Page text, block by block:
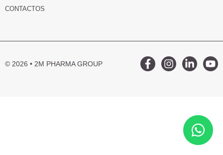
CONTACTOS
© 2026 • 2M PHARMA GROUP